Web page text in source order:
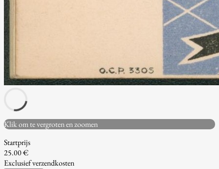
Klik om te vergroten en zoomen
Startprijs
25.00 €
Exclusief verzendkosten